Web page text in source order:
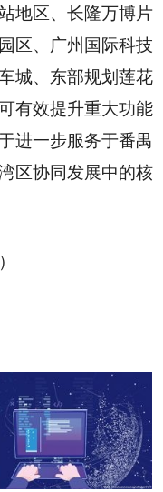
地区、长隆万博片
区、广州国际科技
城、东部规划莲花
有效提升重大功能
进一步服务于番禺
区协同发展中的核